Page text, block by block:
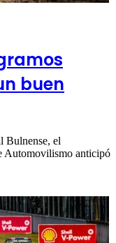
buen
Bulnense, el
Automovilismo anticipó